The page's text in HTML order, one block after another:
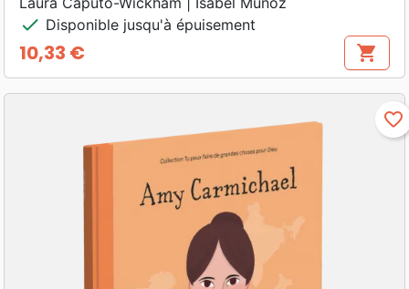
check Disponible jusqu'à épuisement
Prix
10,33 € shopping_cart
favorite_border